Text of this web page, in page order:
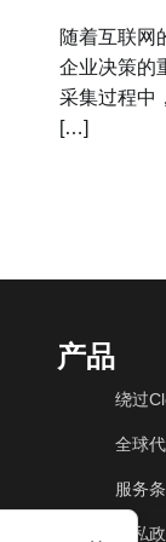
随着互联网
企业决策的
采集过程中
[…]
产品
绕过
全球
服务
隐私